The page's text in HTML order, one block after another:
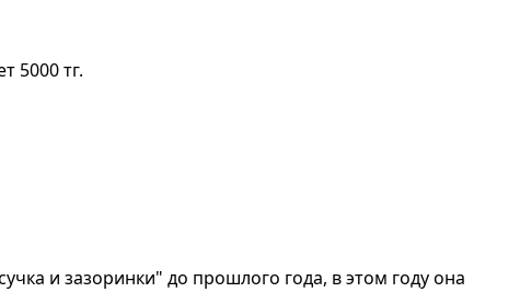
5000 тг.
и зазоринки" до прошлого года, в этом году она